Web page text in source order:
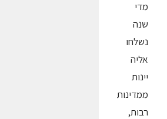
מדי
שנה
נשלחו
אליה
יינות
ממדינות
רבות,